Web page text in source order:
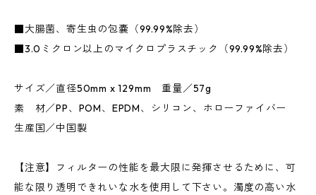
■大腸菌、寄生虫の包嚢（99.99%除去）
■3.0ミクロン以上のマイクロプラスチック（99.99%除去）
サイズ／直径50mm x 129mm 重量／57g
素 材／PP、POM、EPDM、シリコン、ホローファイバー
生産国／中国製
【注意】フィルターの性能を最大限に発揮させるために、可
能な限り透明できれいな水を使用して下さい。濁度の高い水